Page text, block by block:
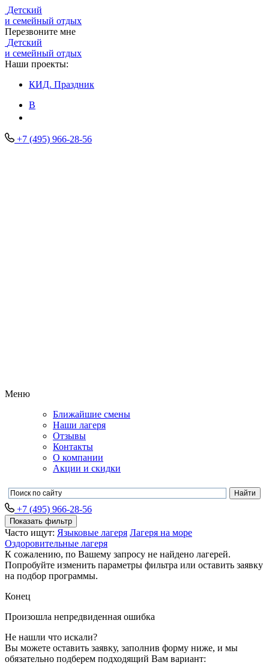
Детский
и семейный отдых
Перезвоните мне
Детский
и семейный отдых
Наши проекты:
КИД. Праздник
В
+7 (495) 966-28-56
Меню
Ближайшие смены
Наши лагеря
Отзывы
Контакты
О компании
Акции и скидки
+7 (495) 966-28-56
Показать фильтр
Часто ищут: Языковые лагеря Лагеря на море
Оздоровительные лагеря
К сожалению, по Вашему запросу не найдено лагерей.
Попробуйте изменить параметры фильтра или оставить заявку
на подбор программы.
Конец
Произошла непредвиденная ошибка
Не нашли что искали?
Вы можете оставить заявку, заполнив форму ниже, и мы
обязательно подберем подходящий Вам вариант: